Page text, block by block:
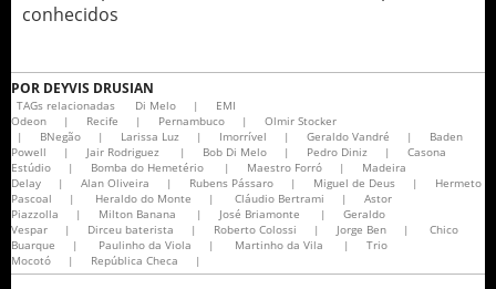
conhecidos
POR DEYVIS DRUSIAN
TAGs relacionadas Di Melo |
EMI
Odeon
| Recife | Pernambuco |
Olmir Stocker
|
BNegão | Larissa Luz | Imorrível | Geraldo Vandré |
Baden
Powell
| Jair Rodriguez | Bob Di Melo | Pedro Diniz |
Casona
Estúdio
| Bomba do Hemetério | Maestro Forró |
Madeira
Delay
| Alan Oliveira | Rubens Pássaro | Miguel de Deus |
Hermeto
Pascoal
| Heraldo do Monte | Cláudio Bertrami |
Astor
Piazzolla
| Milton Banana | José Briamonte |
Geraldo
Vespar
| Dirceu baterista | Roberto Colossi | Jorge Ben |
Chico
Buarque
| Paulinho da Viola | Martinho da Vila |
Trio
Mocotó
| República Checa |